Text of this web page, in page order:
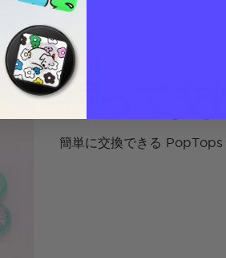
握って交
簡単に交換できる PopTops